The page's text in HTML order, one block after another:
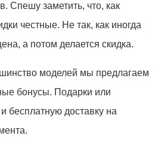
Спешу заметить, что, как
честные. Не так, как иногда
а потом делается скидка.
моделей мы предлагаем
бонусы. Подарки или
бесплатную доставку на